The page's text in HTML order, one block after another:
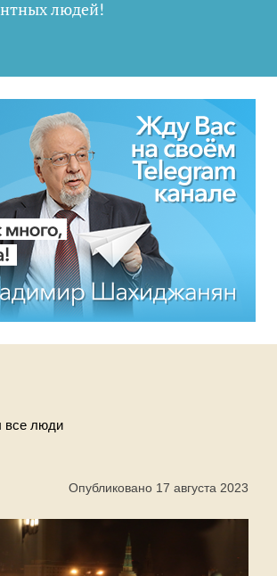
людей!
все люди
Опубликовано 17 августа 2023